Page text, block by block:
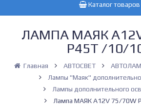
Каталог товаров
ЛАМПА МАЯК
P45T /10/
Главная АВТОСВЕТ
Лампы "Маяк"
Лампы дополнительного
Лампа МАЯК А12V 75/70W